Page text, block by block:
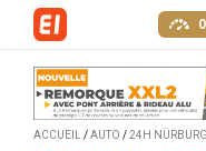
ACCUEIL AUTO 24H